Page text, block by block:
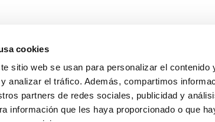
cookies
sitio web se usan para personalizar el
analizar el tráfico. Además, compartimos
partners de redes sociales, publicidad y
información que les haya proporcionado o que
Privacidad Política de Cookies Aviso Legal
denuncias
Información a las Familias